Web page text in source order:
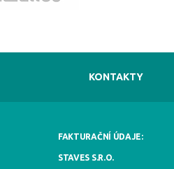
KONTAKTY
FAKTURAČNÍ ÚDAJE:
STAVES S.R.O.